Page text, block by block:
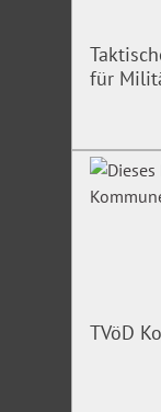
für
TVöD